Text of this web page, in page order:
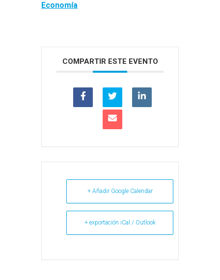
Economía
COMPARTIR ESTE EVENTO
+ Añadir Google Calendar
+ exportación iCal / Outlook